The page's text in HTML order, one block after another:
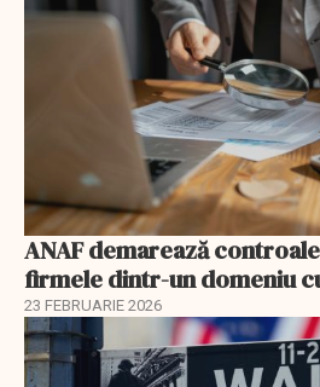
ANAF demarează
firmele dintr-un domeniu
23 FEBRUARIE 2026